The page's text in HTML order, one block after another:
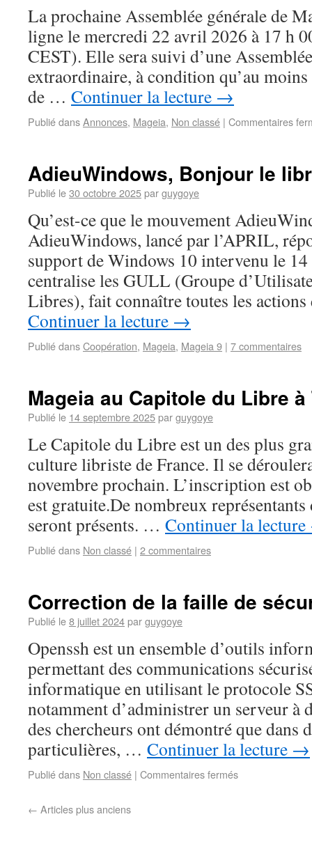
La prochaine Assemblée générale de
ligne le mercredi 22 avril 2026 à 17 h
CEST). Elle sera suivi d’une
extraordinaire, à condition qu’au
de … Continuer la lecture →
Publié dansAnnonces, Mageia, Non classé | Commentaires
AdieuWindows, Bonjour le
Publié le30 octobre 2025parguygoye
Qu’est-ce que le mouvement
AdieuWindows, lancé par l’APRIL,
support de Windows 10 intervenu le
centralise les GULL (Groupe
Libres), fait connaître toutes les
Continuer la lecture →
Publié dansCoopération, Mageia, Mageia 9 | 7 commentaires
Mageia au Capitole du Libre
Publié le 14 septembre 2025parguygoye
Le Capitole du Libre est un des plus
culture libriste de France. Il se
novembre prochain. L’inscription est
est gratuite.De nombreux
seront présents. … Continuer la lecture
Publié dans Non classé | 2 commentaires
Correction de la faille de
Publié le8 juillet 2024parguygoye
Openssh est un ensemble d’outils
permettant des communications
informatique en utilisant le protocole
notamment d’administrer un serveur à
des chercheurs ont démontré que dans
particulières, … Continuer la lecture →
Publié dans Non classé | Commentaires fermés
← Articles plus anciens